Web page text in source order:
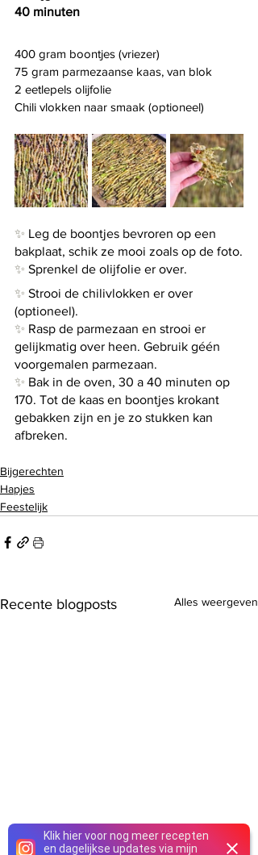
Klik hier voor nog meer recepten
en dagelijkse updates via mijn
40 minuten
400 gram boontjes (vriezer)
75 gram parmezaanse kaas, van blok
2 eetlepels olijfolie
Chili vlokken naar smaak (optioneel)
✨ Leg de boontjes bevroren op een
bakplaat, schik ze mooi zoals op de foto.
✨ Sprenkel de olijfolie er over.
✨ Strooi de chilivlokken er over
(optioneel).
✨ Rasp de parmezaan en strooi er
gelijkmatig over heen. Gebruik géén
voorgemalen parmezaan.
✨ Bak in de oven, 30 a 40 minuten op
170. Tot de kaas en boontjes krokant
gebakken zijn en je zo stukken kan
afbreken.
Bijgerechten
Hapjes
Feestelijk
Recente blogposts Alles weergeven